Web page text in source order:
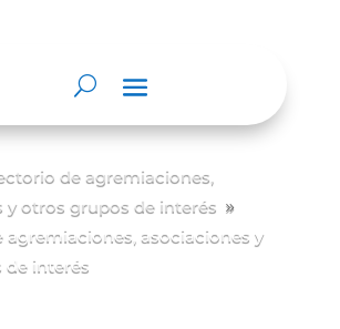
de agremiaciones,
y otros grupos de interés 9
agremiaciones, asociaciones y
interés